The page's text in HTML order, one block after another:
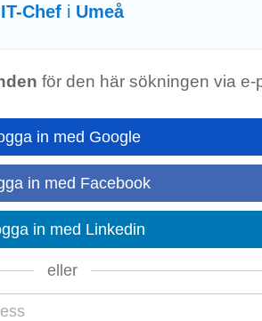
på Rekryteringssupport, vilket är en
Tjänsten är till stor del...
bidrar du till att informationssäkerhet blir en
IT-Chef i Umeå
för den här sökningen via e-
in med Google
in med Facebook
in med Linkedin
eller